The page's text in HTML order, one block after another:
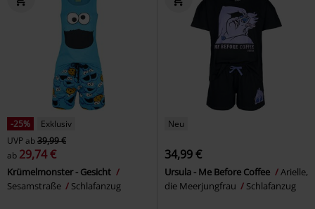
-25%
Exklusiv
UVPab39,99 €
ab 29,74 €
Krümelmonster - Gesicht
Sesamstraße
Schlafanzug
Neu
34,99 €
Ursula - Me Before Coffee
Arielle,
die Meerjungfrau
Schlafanzug